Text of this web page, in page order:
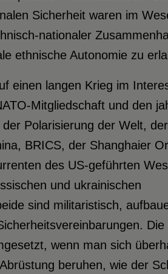
Sicherheit waren im
nationaler
ethnische Autonomie zu
einen langen Krieg im
Mitgliedschaft und den
Polarisierung der Welt,
BRICS, der Shanghaier
des US-geführten
und ukrainischen
sind militaristisch,
wenn man sich
beruhen, wie der